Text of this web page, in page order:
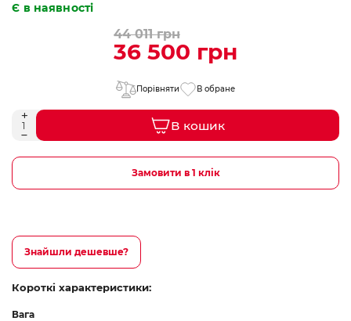
Є в наявності
44 011 грн
36 500 грн
Порівняти В обране
В кошик
Замовити в 1 клік
Знайшли дешевше?
Короткі характеристики:
Вага